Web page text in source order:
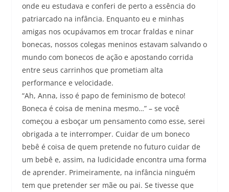
onde eu estudava e conferi de perto a essência do
patriarcado na infância. Enquanto eu e minhas
amigas nos ocupávamos em trocar fraldas e ninar
bonecas, nossos colegas meninos estavam salvando o
mundo com bonecos de ação e apostando corrida
entre seus carrinhos que prometiam alta
performance e velocidade.
“Ah, Anna, isso é papo de feminismo de boteco!
Boneca é coisa de menina mesmo…” – se você
começou a esboçar um pensamento como esse, serei
obrigada a te interromper. Cuidar de um boneco
bebê é coisa de quem pretende no futuro cuidar de
um bebê e, assim, na ludicidade encontra uma forma
de aprender. Primeiramente, na infância ninguém
tem que pretender ser mãe ou pai. Se tivesse que